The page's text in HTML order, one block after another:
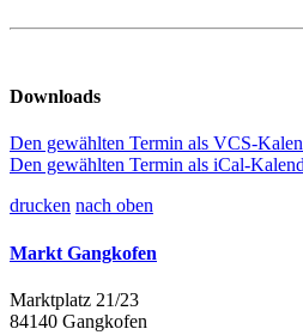
Downloads
Den gewählten Termin als VCS-
Den gewählten Termin als iCal-
drucken nach oben
Markt Gangkofen
Marktplatz 21/23
84140 Gangkofen